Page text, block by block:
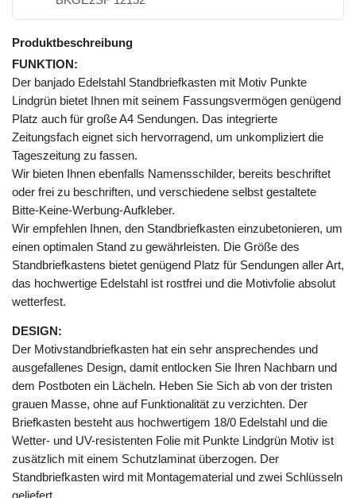
Produktbeschreibung
FUNKTION:
Der banjado Edelstahl Standbriefkasten mit Motiv Punkte
Lindgrün bietet Ihnen mit seinem Fassungsvermögen genügend
Platz auch für große A4 Sendungen. Das integrierte
Zeitungsfach eignet sich hervorragend, um unkompliziert die
Tageszeitung zu fassen.
Wir bieten Ihnen ebenfalls Namensschilder, bereits beschriftet
oder frei zu beschriften, und verschiedene selbst gestaltete
Bitte-Keine-Werbung-Aufkleber.
Wir empfehlen Ihnen, den Standbriefkasten einzubetonieren, um
einen optimalen Stand zu gewährleisten. Die Größe des
Standbriefkastens bietet genügend Platz für Sendungen aller Art,
das hochwertige Edelstahl ist rostfrei und die Motivfolie absolut
wetterfest.
DESIGN:
Der Motivstandbriefkasten hat ein sehr ansprechendes und
ausgefallenes Design, damit entlocken Sie Ihren Nachbarn und
dem Postboten ein Lächeln. Heben Sie Sich ab von der tristen
grauen Masse, ohne auf Funktionalität zu verzichten. Der
Briefkasten besteht aus hochwertigem 18/0 Edelstahl und die
Wetter- und UV-resistenten Folie mit Punkte Lindgrün Motiv ist
zusätzlich mit einem Schutzlaminat überzogen. Der
Standbriefkasten wird mit Montagematerial und zwei Schlüsseln